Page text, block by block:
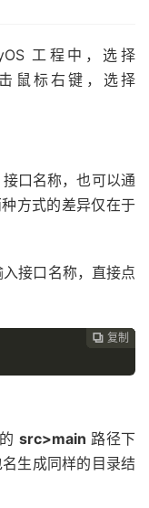
工程中，选择
鼠标右键，选择
口名称，也可以通
方式的差异仅在于
入接口名称，直接点
 复制
 复制
 复制
 复制
src>main 路径下
生成同样的目录结